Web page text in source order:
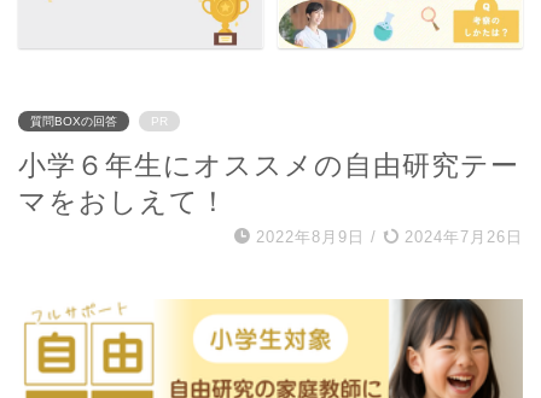
質問BOXの回答 PR
小学６年生にオススメの自由研究テー
マをおしえて！
2022年8月9日 / 2024年7月26日